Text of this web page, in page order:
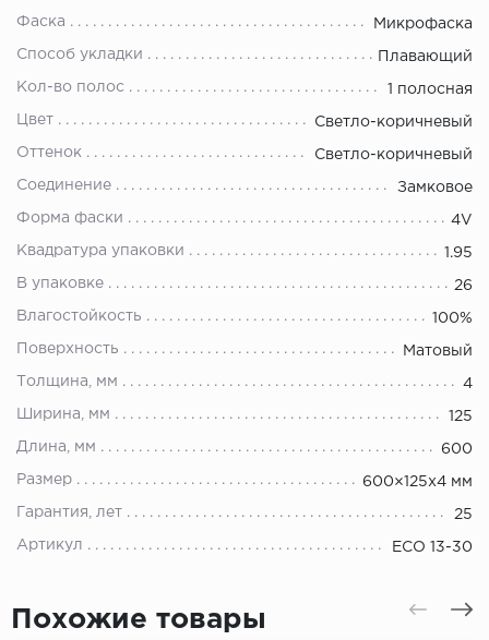
Фаска Микрофаска
Способ укладки Плавающий
Кол-во полос 1 полосная
Цвет Светло-коричневый
Оттенок Светло-коричневый
Соединение Замковое
Форма фаски 4V
Квадратура упаковки 1.95
В упаковке 26
Влагостойкость 100%
Поверхность Матовый
Толщина, мм 4
Ширина, мм 125
Длина, мм 600
Размер 600×125х4 мм
Гарантия, лет 25
Артикул ЕСО 13-30
Похожие товары